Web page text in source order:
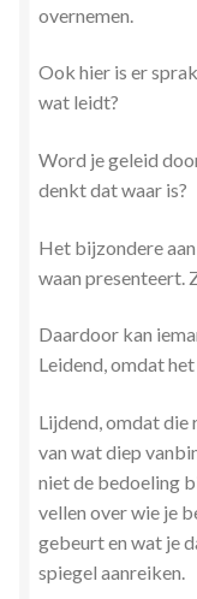
overnemen.
Ook hier is er
wat leidt?
Word je geleid
denkt dat waar is?
Het bijzondere
waan presenteert.
Daardoor kan
Leidend, omdat
Lijdend, omdat
van wat diep
niet de bedoeling
vellen over wie je
gebeurt en wat je
spiegel aanreiken.